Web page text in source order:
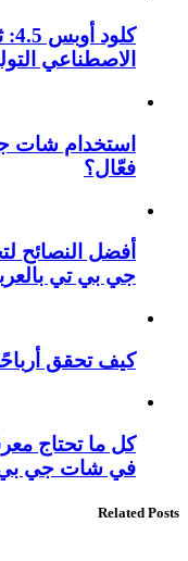
الاصطناعي
استخدام شات
فعّال؟
أفضل النصائح
جي بي تي
كيف تحقق
كل ما تحتاج
في شات جي
Related Posts